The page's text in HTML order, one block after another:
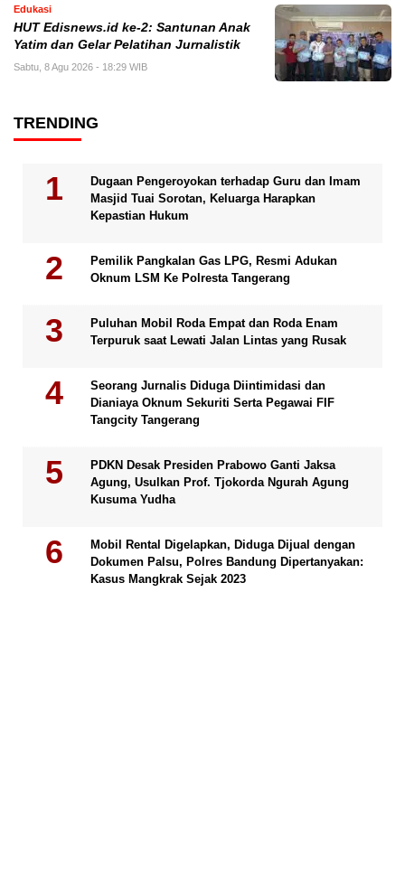
Edukasi
HUT Edisnews.id ke-2: Santunan Anak
Yatim dan Gelar Pelatihan Jurnalistik
Sabtu, 8 Agu 2026 - 18:29 WIB
TRENDING
Dugaan Pengeroyokan terhadap Guru dan Imam
Masjid Tuai Sorotan, Keluarga Harapkan
Kepastian Hukum
Pemilik Pangkalan Gas LPG, Resmi Adukan
Oknum LSM Ke Polresta Tangerang
Puluhan Mobil Roda Empat dan Roda Enam
Terpuruk saat Lewati Jalan Lintas yang Rusak
Seorang Jurnalis Diduga Diintimidasi dan
Dianiaya Oknum Sekuriti Serta Pegawai FIF
Tangcity Tangerang
PDKN Desak Presiden Prabowo Ganti Jaksa
Agung, Usulkan Prof. Tjokorda Ngurah Agung
Kusuma Yudha
Mobil Rental Digelapkan, Diduga Dijual dengan
Dokumen Palsu, Polres Bandung Dipertanyakan:
Kasus Mangkrak Sejak 2023